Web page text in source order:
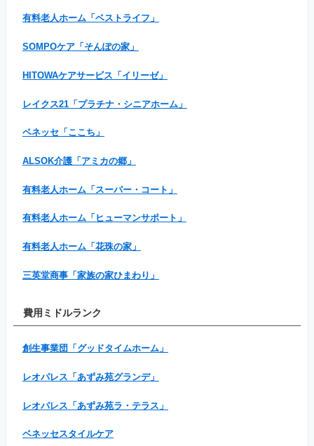
有料老人ホーム「ベストライフ」
SOMPOケア「そんぽの家」
HITOWAケアサービス「イリーゼ」
レイクス21「プラチナ・シニアホーム」
ベネッセ「ここち」
ALSOK介護「アミカの郷」
有料老人ホーム「スーパー・コート」
有料老人ホーム「ヒューマンサポート」
有料老人ホーム「花珠の家」
三英堂商事「家族の家ひまわり」
費用ミドルランク
創生事業団「グッドタイムホーム」
レオパレス「あずみ苑グランデ」
レオパレス「あずみ苑ラ・テラス」
ベネッセスタイルケア